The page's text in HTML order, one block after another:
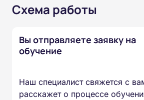
Схема работы
Вы отправляете заявку на
обучение
Наш специалист свяжется с
расскажет о процессе